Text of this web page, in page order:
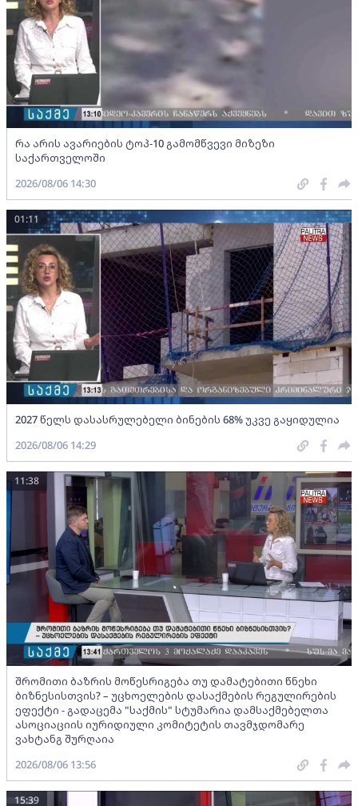
რა არის ავარიების ტოპ-10 გამომწვევი მიზეზი
საქართველოში
2026/08/06 14:30
2027 წელს დასასრულებელი ბინების 68% უკვე გაყიდულია
01:11
2026/08/06 14:29
შრომითი ბაზრის მოწესრიგება თუ დამატებითი წნეხი
ბიზნესისთვის? – უცხოელების დასაქმების რეგულირების
ეფექტი - გადაცემა "საქმის" სტუმარია დამსაქმებელთა
ასოციაციის იურიდიული კომიტეტის თავმჯდომარე
ვახტანგ შურღაია
11:38
2026/08/06 13:56
15:39